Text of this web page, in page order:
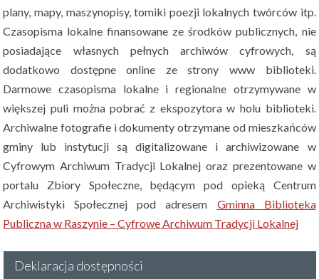
plany, mapy, maszynopisy, tomiki poezji lokalnych twórców itp.
Czasopisma lokalne finansowane ze środków publicznych, nie
posiadające własnych pełnych archiwów cyfrowych, są
dodatkowo dostępne online ze strony www biblioteki.
Darmowe czasopisma lokalne i regionalne otrzymywane w
większej puli można pobrać z ekspozytora w holu biblioteki.
Archiwalne fotografie i dokumenty otrzymane od mieszkańców
gminy lub instytucji są digitalizowane i archiwizowane w
Cyfrowym Archiwum Tradycji Lokalnej oraz prezentowane w
portalu Zbiory Społeczne, będącym pod opieką Centrum
Archiwistyki Społecznej pod adresem Gminna Biblioteka
Publiczna w Raszynie – Cyfrowe Archiwum Tradycji Lokalnej
Deklaracja dostępności